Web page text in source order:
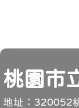
頁尾
桃園市
地址：320052